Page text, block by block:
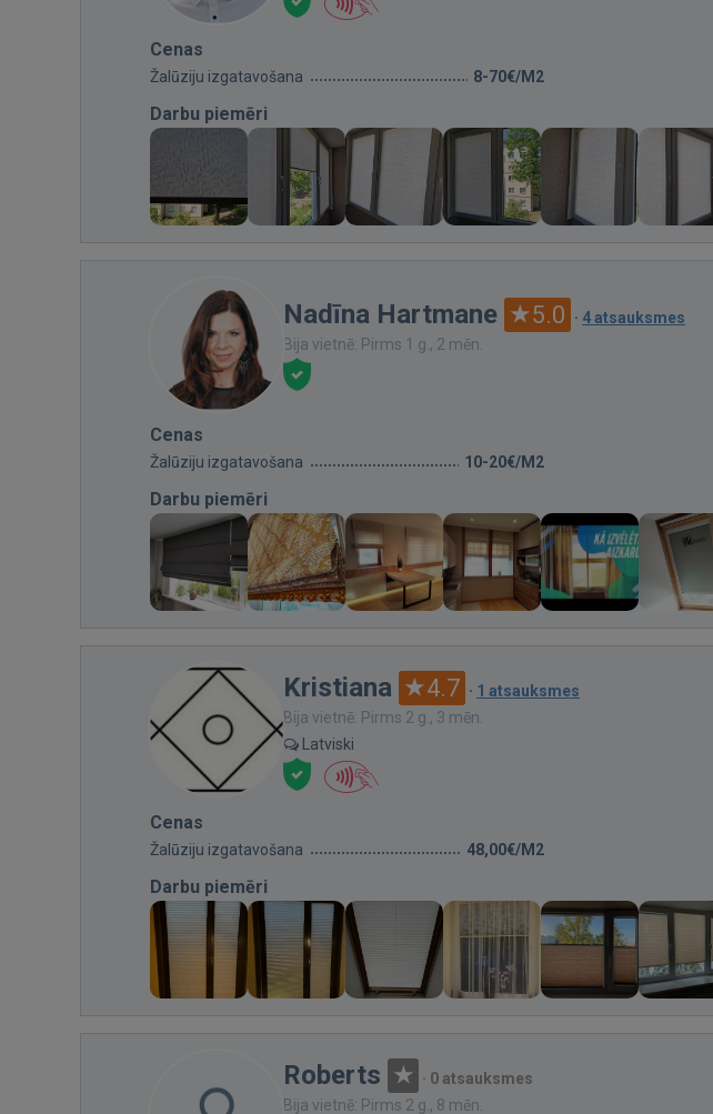
Cenas
Žalūziju izgatavošana 8-70€/M2
Darbu piemēri
Nadīna Hartmane 5.0 · 4 atsauksmes
Bija vietnē: Pirms 1 g., 2 mēn.
Cenas
Žalūziju izgatavošana 10-20€/M2
Darbu piemēri
Kristiana 4.7 · 1 atsauksmes
Bija vietnē: Pirms 2 g., 3 mēn.
Latviski
Cenas
Žalūziju izgatavošana 48,00€/M2
Darbu piemēri
Roberts · 0 atsauksmes
Bija vietnē: Pirms 2 g., 8 mēn.